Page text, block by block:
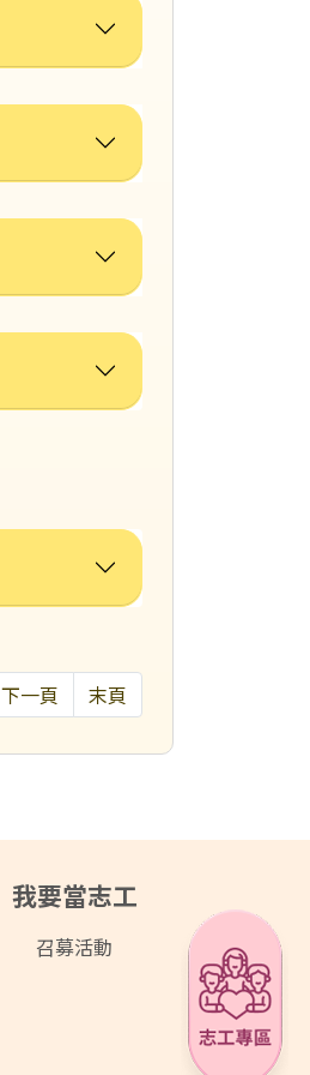
下一頁 末頁
我要當志工
召募活動